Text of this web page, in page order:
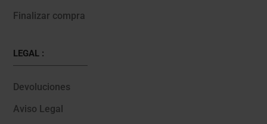
Finalizar compra
LEGAL :
Devoluciones
Aviso Legal